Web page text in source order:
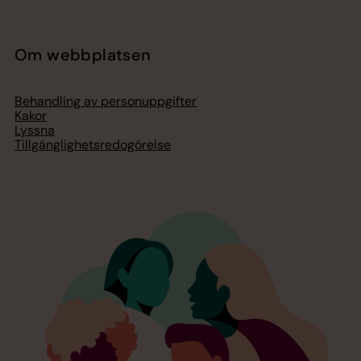
Om webbplatsen
Behandling av personuppgifter
Kakor
Lyssna
Tillgänglighetsredogörelse